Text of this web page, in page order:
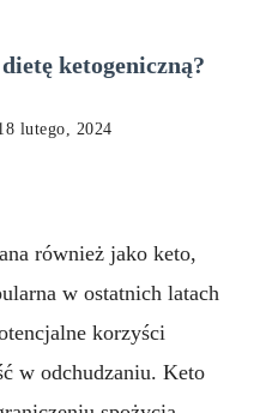
ketogeniczną?
lutego, 2024
również jako keto,
w ostatnich latach
korzyści
w odchudzaniu. Keto